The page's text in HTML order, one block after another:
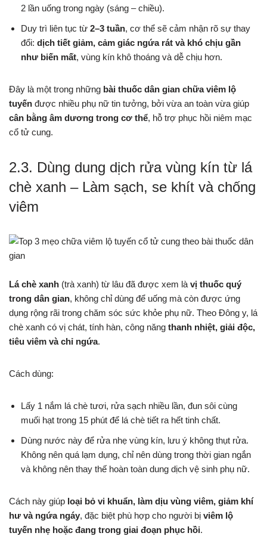
2 lần uống trong ngày (sáng – chiều).
Duy trì liên tục từ 2–3 tuần, cơ thể sẽ cảm nhận rõ sự thay
đổi: dịch tiết giảm, cảm giác ngứa rát và khó chịu gần
như biến mất, vùng kín khô thoáng và dễ chịu hơn.
Đây là một trong những bài thuốc dân gian chữa viêm lộ
tuyến được nhiều phụ nữ tin tưởng, bởi vừa an toàn vừa giúp
cân bằng âm dương trong cơ thể, hỗ trợ phục hồi niêm mạc
cổ tử cung.
2.3. Dùng dung dịch rửa vùng kín từ lá
chè xanh – Làm sạch, se khít và chống
viêm
Lá chè xanh (trà xanh) từ lâu đã được xem là vị thuốc quý
trong dân gian, không chỉ dùng để uống mà còn được ứng
dụng rộng rãi trong chăm sóc sức khỏe phụ nữ. Theo Đông y, lá
chè xanh có vị chát, tính hàn, công năng thanh nhiệt, giải độc,
tiêu viêm và chỉ ngứa.
Cách dùng:
Lấy 1 nắm lá chè tươi, rửa sạch nhiều lần, đun sôi cùng
muối hạt trong 15 phút để lá chè tiết ra hết tinh chất.
Dùng nước này để rửa nhẹ vùng kín, lưu ý không thụt rửa.
Không nên quá lạm dụng, chỉ nên dùng trong thời gian ngắn
và không nên thay thế hoàn toàn dung dịch vệ sinh phụ nữ.
Cách này giúp loại bỏ vi khuẩn, làm dịu vùng viêm, giảm khí
hư và ngứa ngáy, đặc biệt phù hợp cho người bị viêm lộ
tuyến nhẹ hoặc đang trong giai đoạn phục hồi.